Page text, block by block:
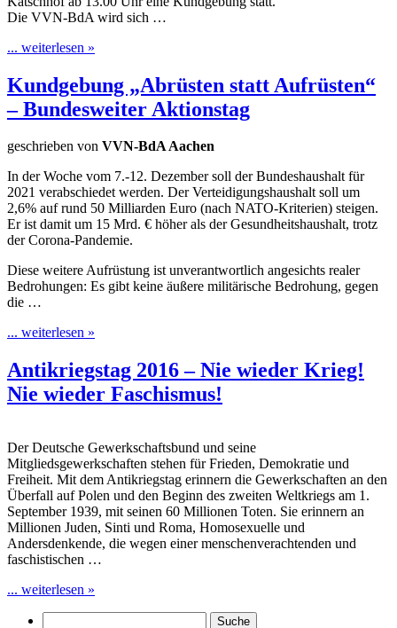
Die VVN-BdA wird sich …
... weiterlesen »
Kundgebung „Abrüsten statt Aufrüsten“
– Bundesweiter Aktionstag
geschrieben von VVN-BdA Aachen
In der Woche vom 7.-12. Dezember soll der Bundeshaushalt für
2021 verabschiedet werden. Der Verteidigungshaushalt soll um
2,6% auf rund 50 Milliarden Euro (nach NATO-Kriterien) steigen.
Er ist damit um 15 Mrd. € höher als der Gesundheitshaushalt, trotz
der Corona-Pandemie.
Diese weitere Aufrüstung ist unverantwortlich angesichts realer
Bedrohungen: Es gibt keine äußere militärische Bedrohung, gegen
die …
... weiterlesen »
Antikriegstag 2016 – Nie wieder Krieg!
Nie wieder Faschismus!
Der Deutsche Gewerkschaftsbund und seine
Mitgliedsgewerkschaften stehen für Frieden, Demokratie und
Freiheit. Mit dem Antikriegstag erinnern die Gewerkschaften an den
Überfall auf Polen und den Beginn des zweiten Weltkriegs am 1.
September 1939, mit seinen 60 Millionen Toten. Sie erinnern an
Millionen Juden, Sinti und Roma, Homosexuelle und
Andersdenkende, die wegen einer menschenverachtenden und
faschistischen …
... weiterlesen »